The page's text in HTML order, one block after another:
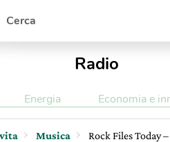
Cerca
Radio
Energia Economia e
Musica Rock Files Today